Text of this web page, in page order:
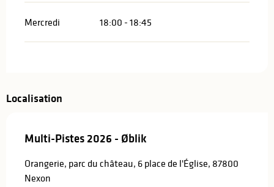
Mercredi 18:00 - 18:45
Localisation
Multi-Pistes 2026 - Øblik
Orangerie, parc du château, 6 place de l'Église, 87800
Nexon